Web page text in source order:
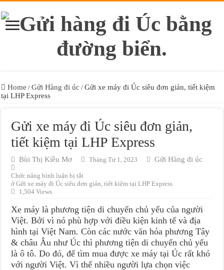
Home / Gửi Hàng đi úc / Gửi xe máy đi Úc siêu đơn giản, tiết kiệm
tại LHP Express
Gửi xe máy đi Úc siêu đơn giản,
tiết kiệm tại LHP Express
Bùi Thị Kiều Mơ Tháng Tư 1, 2023 Gửi Hàng đi úc
Chức năng bình luận bị tắt
ở Gửi xe máy đi Úc siêu đơn giản, tiết kiệm tại LHP Express
1,504 Views
Xe máy là phương tiện di chuyển chủ yếu của người
Việt. Bởi vì nó phù hợp với điều kiện kinh tế và địa
hình tại Việt Nam. Còn các nước văn hóa phương Tây
& châu Âu như Úc thì phương tiện di chuyển chủ yếu
là ô tô. Do đó, để tìm mua được xe máy tại Úc rất khó
với người Việt. Vì thế nhiều người lựa chọn việc